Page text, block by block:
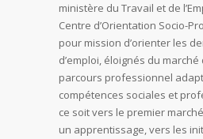
ministère du Travail et de
Centre d’Orientation Socio-
pour mission d’orienter les
d’emploi, éloignés du marché
parcours professionnel
compétences sociales et
ce soit vers le premier
un apprentissage, vers les